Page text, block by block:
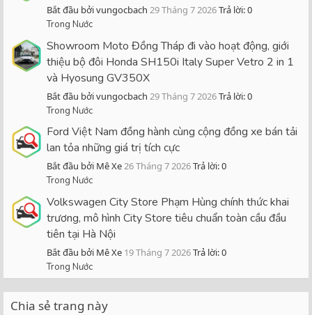
Bắt đầu bởi vungocbach 29 Tháng 7 2026Trả lời: 0
Trong Nước
Showroom Moto Đồng Tháp đi vào hoạt động, giới
thiệu bộ đôi Honda SH150i Italy Super Vetro 2 in 1
và Hyosung GV350X
Bắt đầu bởi vungocbach 29 Tháng 7 2026Trả lời: 0
Trong Nước
Ford Việt Nam đồng hành cùng cộng đồng xe bán tải
lan tỏa những giá trị tích cực
Bắt đầu bởi Mê Xe26 Tháng 7 2026Trả lời: 0
Trong Nước
Volkswagen City Store Phạm Hùng chính thức khai
trương, mô hình City Store tiêu chuẩn toàn cầu đầu
tiên tại Hà Nội
Bắt đầu bởi Mê Xe 19 Tháng 7 2026Trả lời: 0
Trong Nước
Chia sẻ trang này